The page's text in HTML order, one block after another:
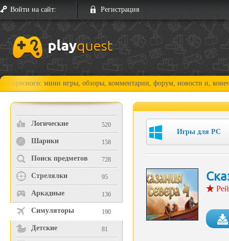
Войти на сайт: Регистрация
мини игры, обзоры, комментарии, форум, новости и, конечно,
Логические 520
Шарики 158
Поиск предметов 728
Стрелялки 95
Аркадные 136
Симуляторы 190
Детские 81
Игры для PC